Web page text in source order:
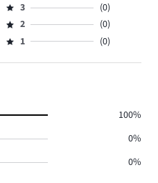
počet
hlasov
2.
4,
počet
hlasov
Hodnotenie
3,
počet
3
(0)
Hodnotenie
2,
2
(0)
Hodnotenie
1,
1 (0)
100%
0%
0%